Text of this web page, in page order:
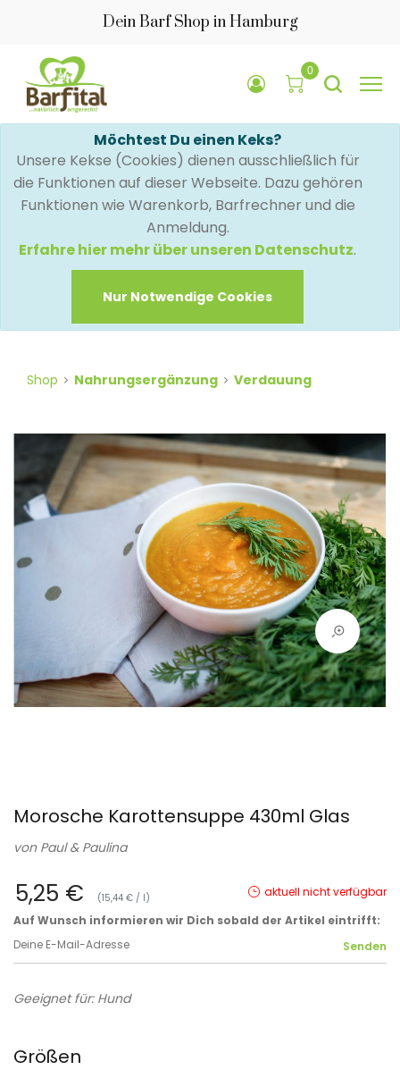
Dein Barf Shop in Hamburg
0
Möchtest Du einen Keks?
Unsere Kekse (Cookies) dienen ausschließlich für
die Funktionen auf dieser Webseite. Dazu gehören
Funktionen wie Warenkorb, Barfrechner und die
Anmeldung.
Erfahre hier mehr über unseren Datenschutz.
Nur Notwendige Cookies
Shop Nahrungsergänzung Verdauung
Morosche Karottensuppe 430ml Glas
von Paul & Paulina
5,25 € (15,44 € / l)
aktuell nicht verfügbar
Auf Wunsch informieren wir Dich sobald der Artikel eintrifft:
Geeignet für: Hund
Größen